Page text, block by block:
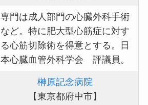
専門は成人部門の心臓外科手術
など。特に肥大型心筋症に対す
る心筋切除術を得意とする。日
本心臓血管外科学会 評議員。
榊原記念病院
【東京都府中市】